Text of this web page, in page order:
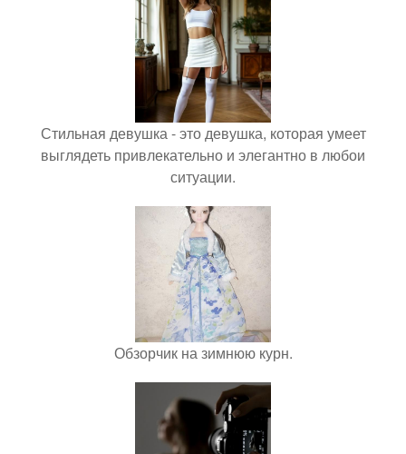
Стильная девушка - это девушка, которая умеет
выглядеть привлекательно и элегантно в любои
ситуации.
Обзорчик на зимнюю курн.